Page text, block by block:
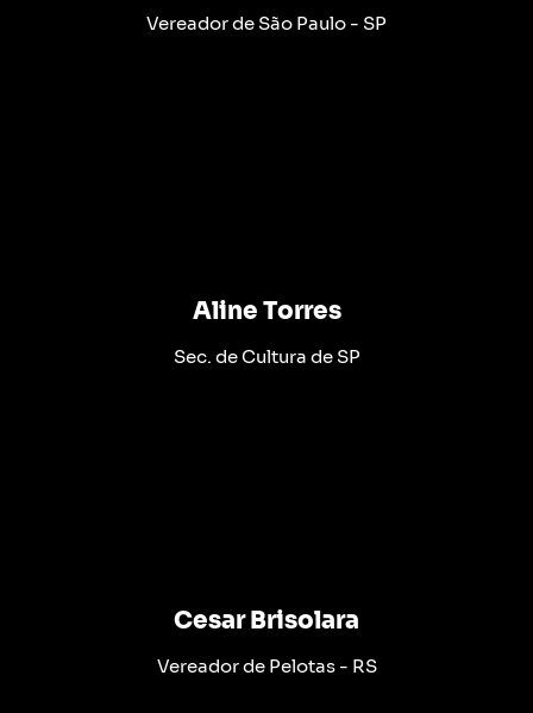
Vereador de São Paulo - SP
Aline Torres
Sec. de Cultura de SP
Cesar Brisolara
Vereador de Pelotas - RS